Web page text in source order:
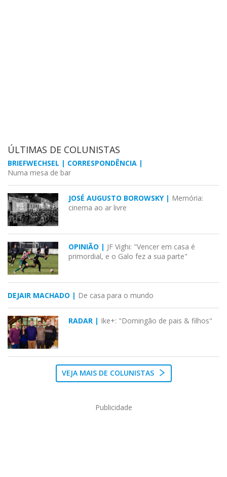
ÚLTIMAS DE COLUNISTAS
BRIEFWECHSEL | CORRESPONDÊNCIA |
Numa mesa de bar
JOSÉ AUGUSTO BOROWSKY | Memória:
cinema ao ar livre
OPINIÃO | JF Vighi: "Vencer em casa é
primordial, e o Galo fez a sua parte"
DEJAIR MACHADO | De casa para o mundo
RADAR | Ike+: "Domingão de pais & filhos"
VEJA MAIS DE COLUNISTAS
Publicidade